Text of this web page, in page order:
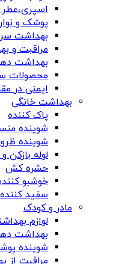
اسپری،عطر
پوشک و
بهداشت
مراقبت و
بهداشت
محصولات
ایمنی در
بهداشت خانگی
پاک کننده
شوینده
شوینده
لوله بازکن
حشره کش
خوشبو
سفید
مادر و کودک
لوازم
بهداشت
شوینده
مراقبت از